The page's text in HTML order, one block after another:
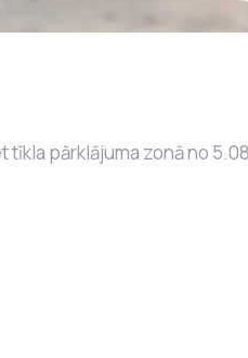
tīkla pārklājuma zonā no
var izmantot